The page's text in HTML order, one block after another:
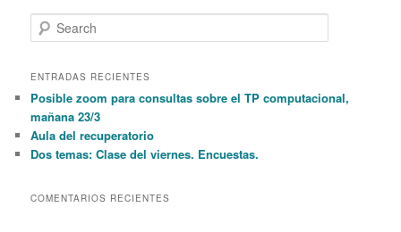
e
r
h
ENTRADAS RECIENTES
Posible zoom para consultas sobre el TP computacional,
mañana 23/3
Aula del recuperatorio
Dos temas: Clase del viernes. Encuestas.
COMENTARIOS RECIENTES